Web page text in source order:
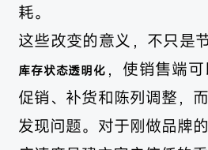
耗。
这些改变的意义，不只是
库存状态透明化 ，使销售端
促销、补货和陈列调整，
发现问题。对于刚做品牌